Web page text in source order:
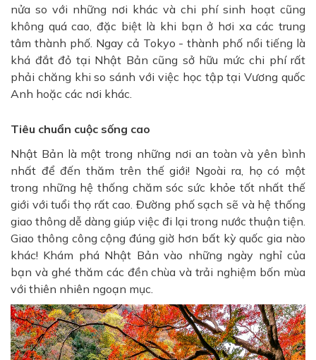
nửa so với những nơi khác và chi phí sinh hoạt cũng
không quá cao, đặc biệt là khi bạn ở hơi xa các trung
tâm thành phố. Ngay cả Tokyo - thành phố nổi tiếng là
khá đắt đỏ tại Nhật Bản cũng sở hữu mức chi phí rất
phải chăng khi so sánh với việc học tập tại Vương quốc
Anh hoặc các nơi khác.
Tiêu chuẩn cuộc sống cao
Nhật Bản là một trong những nơi an toàn và yên bình
nhất để đến thăm trên thế giới! Ngoài ra, họ có một
trong những hệ thống chăm sóc sức khỏe tốt nhất thế
giới với tuổi thọ rất cao. Đường phố sạch sẽ và hệ thống
giao thông dễ dàng giúp việc đi lại trong nước thuận tiện.
Giao thông công cộng đúng giờ hơn bất kỳ quốc gia nào
khác! Khám phá Nhật Bản vào những ngày nghỉ của
bạn và ghé thăm các đền chùa và trải nghiệm bốn mùa
với thiên nhiên ngoạn mục.